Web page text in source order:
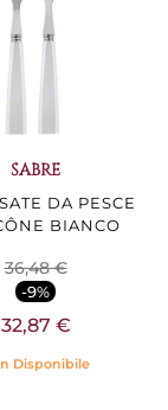
SABRE
DA PESCE
BIANCO
36,48 €
-9%
32,87 €
Disponibile